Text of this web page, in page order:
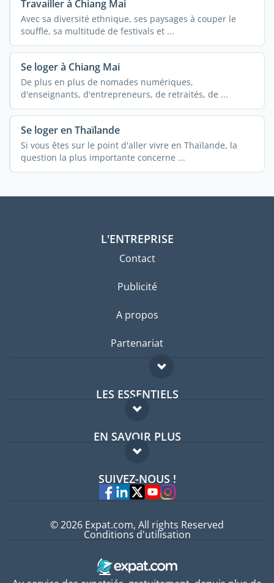
Travailler à Chiang Mai
Avec sa diversité ethnique, ses paysages à couper le
souffle, sa multitude de festivals et ...
Se loger à Chiang Mai
De plus en plus de nomades numériques,
d'enseignants, d'entrepreneurs, de retraités, de ...
Se loger en Thaïlande
Si vous êtes sur le point d'aller vivre en Thaïlande, la
question la plus importante concerne ...
L'ENTREPRISE
Contact
Publicité
A propos
Partenariat
LES ESSENTIELS
Forum expatriés
Guides pays
EN SAVOIR PLUS
FAQ
Experts
SUIVEZ-NOUS !
© 2026 Expat.com, All rights Reserved
Conditions d'utilisation